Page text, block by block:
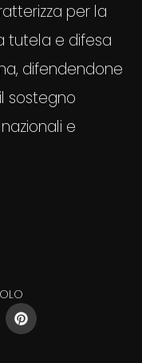
per la
tutela e difesa
difendendone
sostegno
e